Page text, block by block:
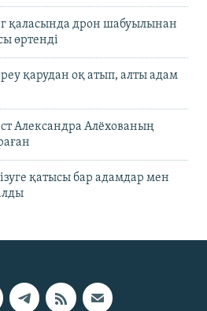
қаласында дрон шабуылынан
өртенді
қарудан оқ атып, алты адам
Александра Алёхованың
қатысы бар адамдар мен